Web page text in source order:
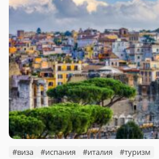
#виза #испания #италия #туризм